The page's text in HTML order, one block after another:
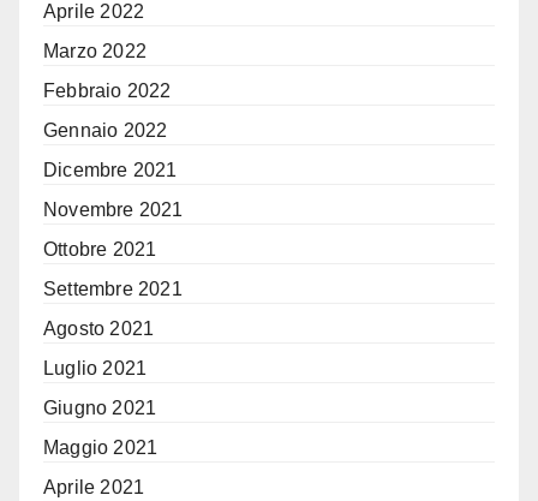
Aprile 2022
Marzo 2022
Febbraio 2022
Gennaio 2022
Dicembre 2021
Novembre 2021
Ottobre 2021
Settembre 2021
Agosto 2021
Luglio 2021
Giugno 2021
Maggio 2021
Aprile 2021